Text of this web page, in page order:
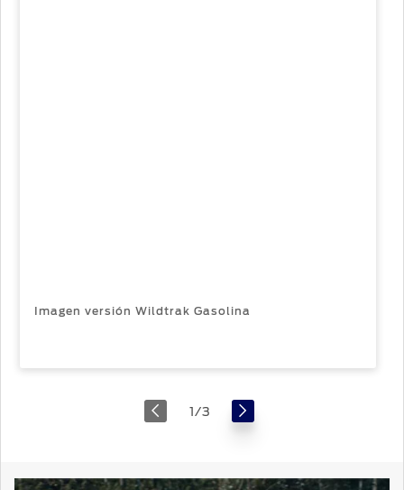
1/3
Imagen versión Wildtrak Gasolina